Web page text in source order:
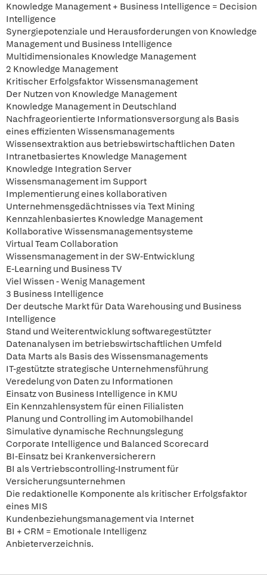
Knowledge Management + Business Intelligence = Decision
Intelligence
Synergiepotenziale und Herausforderungen von Knowledge
Management und Business Intelligence
Multidimensionales Knowledge Management
2 Knowledge Management
Kritischer Erfolgsfaktor Wissensmanagement
Der Nutzen von Knowledge Management
Knowledge Management in Deutschland
Nachfrageorientierte Informationsversorgung als Basis
eines effizienten Wissensmanagements
Wissensextraktion aus betriebswirtschaftlichen Daten
Intranetbasiertes Knowledge Management
Knowledge Integration Server
Wissensmanagement im Support
Implementierung eines kollaborativen
Unternehmensgedächtnisses via Text Mining
Kennzahlenbasiertes Knowledge Management
Kollaborative Wissensmanagementsysteme
Virtual Team Collaboration
Wissensmanagement in der SW-Entwicklung
E-Learning und Business TV
Viel Wissen - Wenig Management
3 Business Intelligence
Der deutsche Markt für Data Warehousing und Business
Intelligence
Stand und Weiterentwicklung softwaregestützter
Datenanalysen im betriebswirtschaftlichen Umfeld
Data Marts als Basis des Wissensmanagements
IT-gestützte strategische Unternehmensführung
Veredelung von Daten zu Informationen
Einsatz von Business Intelligence in KMU
Ein Kennzahlensystem für einen Filialisten
Planung und Controlling im Automobilhandel
Simulative dynamische Rechnungslegung
Corporate Intelligence und Balanced Scorecard
BI-Einsatz bei Krankenversicherern
BI als Vertriebscontrolling-Instrument für
Versicherungsunternehmen
Die redaktionelle Komponente als kritischer Erfolgsfaktor
eines MIS
Kundenbeziehungsmanagement via Internet
BI + CRM = Emotionale Intelligenz
Anbieterverzeichnis.